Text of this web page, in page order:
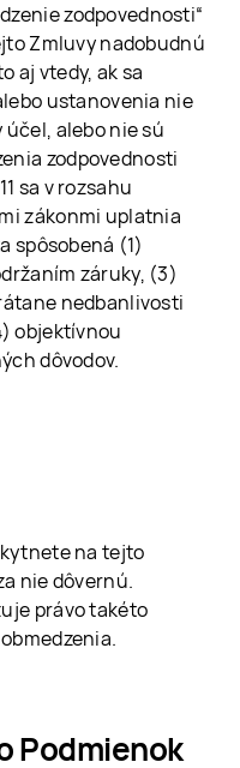
zodpovednosti“
Zmluvy nadobudnú
aj vtedy, ak sa
ustanovenia nie
alebo nie sú
zodpovednosti
sa v rozsahu
zákonmi uplatnia
spôsobená (1)
záruky, (3)
nedbanlivosti
objektívnou
dôvodov.
na tejto
nie dôvernú.
právo takéto
Podmienok